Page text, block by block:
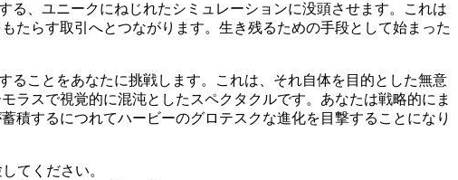
、ユニークにねじれたシミュレーションに没頭させます。これは
たらす取引へとつながります。生き残るための手段として始まった
ることをあなたに挑戦します。これは、それ自体を目的とした無意
ラスで視覚的に混沌としたスペクタクルです。あなたは戦略的にま
積するにつれてハービーのグロテスクな進化を目撃することになり
てください。